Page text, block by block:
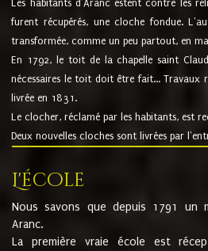
Les habitants d'Aranc estent contre les
furent récupérés, une cloche fondue.
transformée, comme un peu partout, en
En 1792, le toit de la chapelle saint
nécessaires le toit doit être fait... Travaux
livrée en 1831.
Le clocher, réclamé par les habitants, est
Deux nouvelles cloches sont livrées par
L'école
Nous savons que depuis 1791 un
Aranc.
La première vraie école est